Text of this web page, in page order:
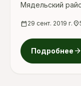
Мядельский
calendar_today 29 сент. 2019 г. location_on
Подробнее arrow_forward